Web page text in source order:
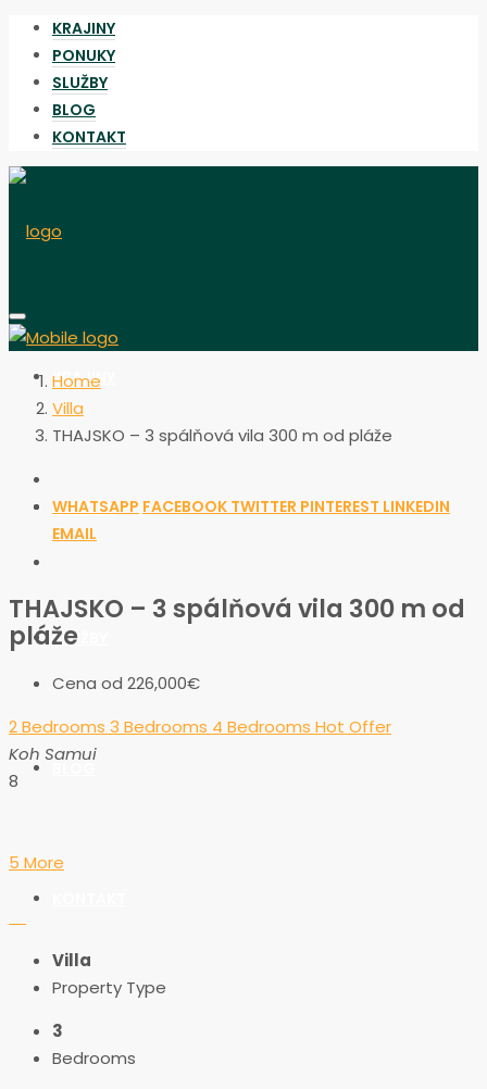
KRAJINY
PONUKY
SLUŽBY
BLOG
KONTAKT
KRAJINY
PONUKY
SLUŽBY
Home
Villa
THAJSKO – 3 spálňová vila 300 m od pláže
WHATSAPP FACEBOOK TWITTER PINTEREST LINKEDIN
EMAIL
THAJSKO – 3 spálňová vila 300 m od
pláže
Cena od 226,000€
2 Bedrooms 3 Bedrooms 4 Bedrooms Hot Offer
Koh Samui
8
5 More
Villa
Property Type
3
Bedrooms